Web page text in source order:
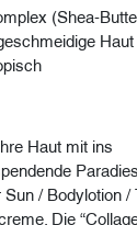
(Shea-
Haut
Haut mit ins
Sun / Bodylotion /
Die